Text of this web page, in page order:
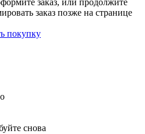
заказ, или продолжите
заказ позже на странице
покупку
снова